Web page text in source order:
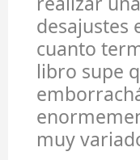
desajustes
cuanto
libro supe
muy